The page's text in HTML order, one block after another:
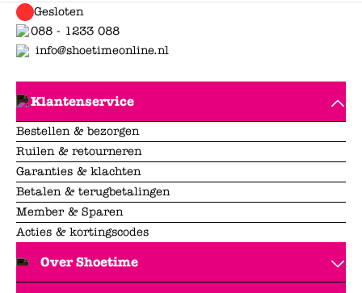
Gesloten
088 - 1233 088
info@shoetimeonline.nl
Klantenservice
Bestellen & bezorgen
Ruilen & retourneren
Garanties & klachten
Betalen & terugbetalingen
Member & Sparen
Acties & kortingscodes
Over Shoetime